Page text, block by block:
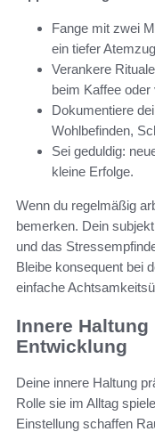
Fange mit zwei
ein tiefer
Verankere
beim Kaffee
Dokumentiere
Wohlbefinden,
Sei geduldig:
kleine Erfolge.
Wenn du regelmäßig
bemerken. Dein
und das
Bleibe konsequent bei
einfache
Innere
Entwicklung
Deine innere Haltung
Rolle sie im Alltag
Einstellung schaffen